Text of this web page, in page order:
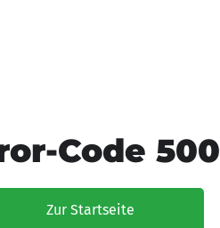
Code 500
Zur Startseite